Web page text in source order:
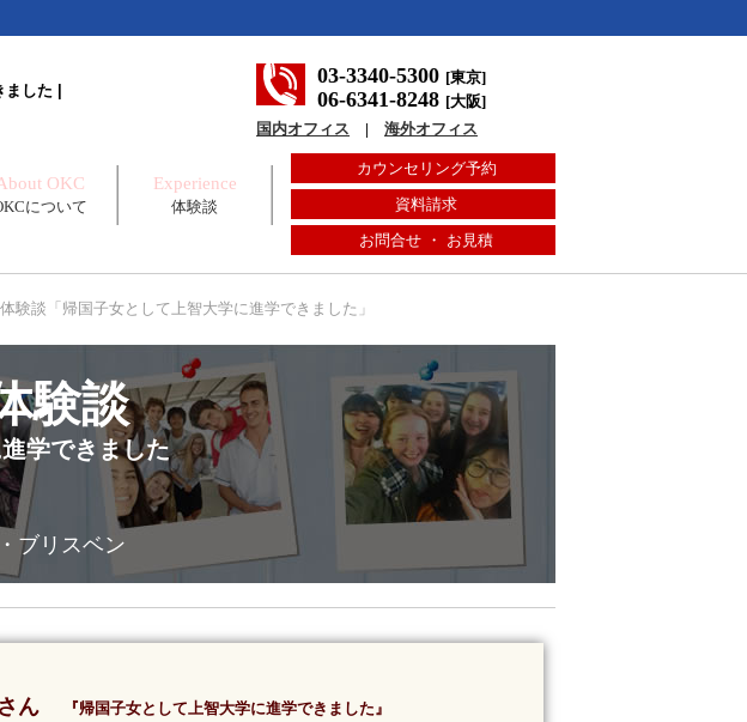
した |
03-3340-5300 [東京]
06-6341-8248 [大阪]
国内オフィス
| 海外オフィス
OKC
について
Experience
体験談
カウンセリング予約
資料請求
お問合せ ・ お見積
験談「帰国子女として上智大学に進学できました」
験談
学できました
ブリスベン
ん 『帰国子女として上智大学に進学できました』